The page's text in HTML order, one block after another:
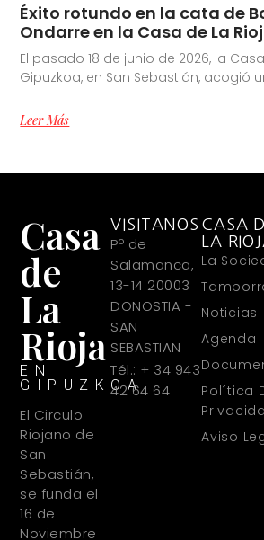
Éxito rotundo en la cata de
Ondarre en la Casa de La
El pasado 18 de junio de 2026, la
Gipuzkoa, en San Sebastián, acogió
Leer Más
Casa
de
La
Rioja
EN
GIPUZKOA
El Circulo
Riojano de
San
Sebastián,
se funda el
16 de
Noviembre
VISITANOS
Pº de
Salamanca,
13-14 20003
DONOSTIA -
SAN
SEBASTIAN
Tél.: + 34 943
42 64 64
CASA
LA
La
Noticias
Agenda
Política
Aviso